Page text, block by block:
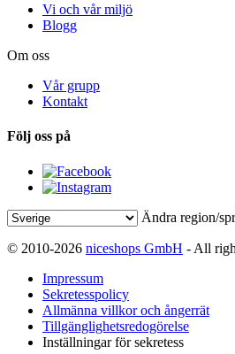
Vi och vår miljö
Blogg
Om oss
Vår grupp
Kontakt
Följ oss på
Ändra region/
© 2010-2026 niceshops GmbH - All
Impressum
Sekretesspolicy
Allmänna villkor och ångerrät
Tillgänglighetsredogörelse
Inställningar för sekretess